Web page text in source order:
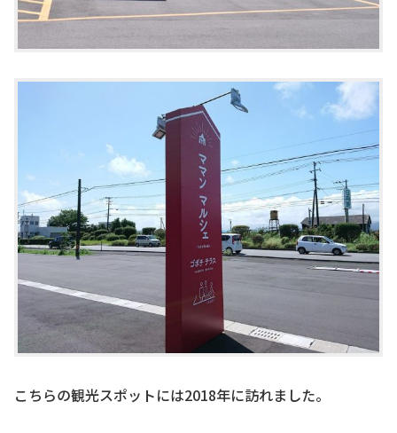
こちらの観光スポットには2018年に訪れました。